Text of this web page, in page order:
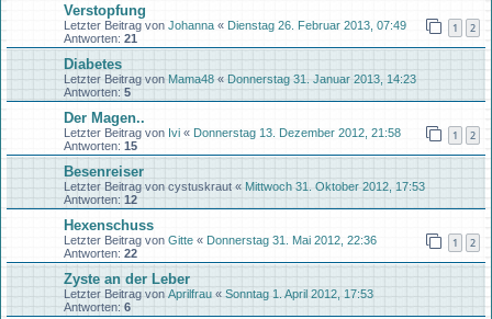
Verstopfung
Letzter Beitrag von Johanna « Dienstag 26. Februar 2013, 07:49
Antworten: 21
1 2
Diabetes
Letzter Beitrag von Mama48 « Donnerstag 31. Januar 2013, 14:23
Antworten: 5
Der Magen..
Letzter Beitrag von Ivi « Donnerstag 13. Dezember 2012, 21:58
Antworten: 15
1 2
Besenreiser
Letzter Beitrag von cystuskraut « Mittwoch 31. Oktober 2012, 17:53
Antworten: 12
Hexenschuss
Letzter Beitrag von Gitte « Donnerstag 31. Mai 2012, 22:36
Antworten: 22
1 2
Zyste an der Leber
Letzter Beitrag von Aprilfrau « Sonntag 1. April 2012, 17:53
Antworten: 6